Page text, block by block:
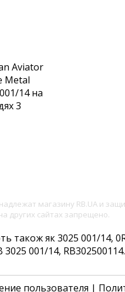
магазину RB.UA и
других сайтах запрещено.
також як 3025 001/14,
001/14,
пользователя |